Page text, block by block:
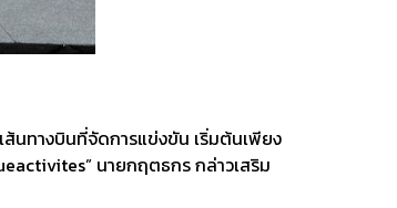
ส้นทางบินที่จัดการแข่งขัน เริ่มต้นเพียง
นายกฤตธกร กล่าวเสริม